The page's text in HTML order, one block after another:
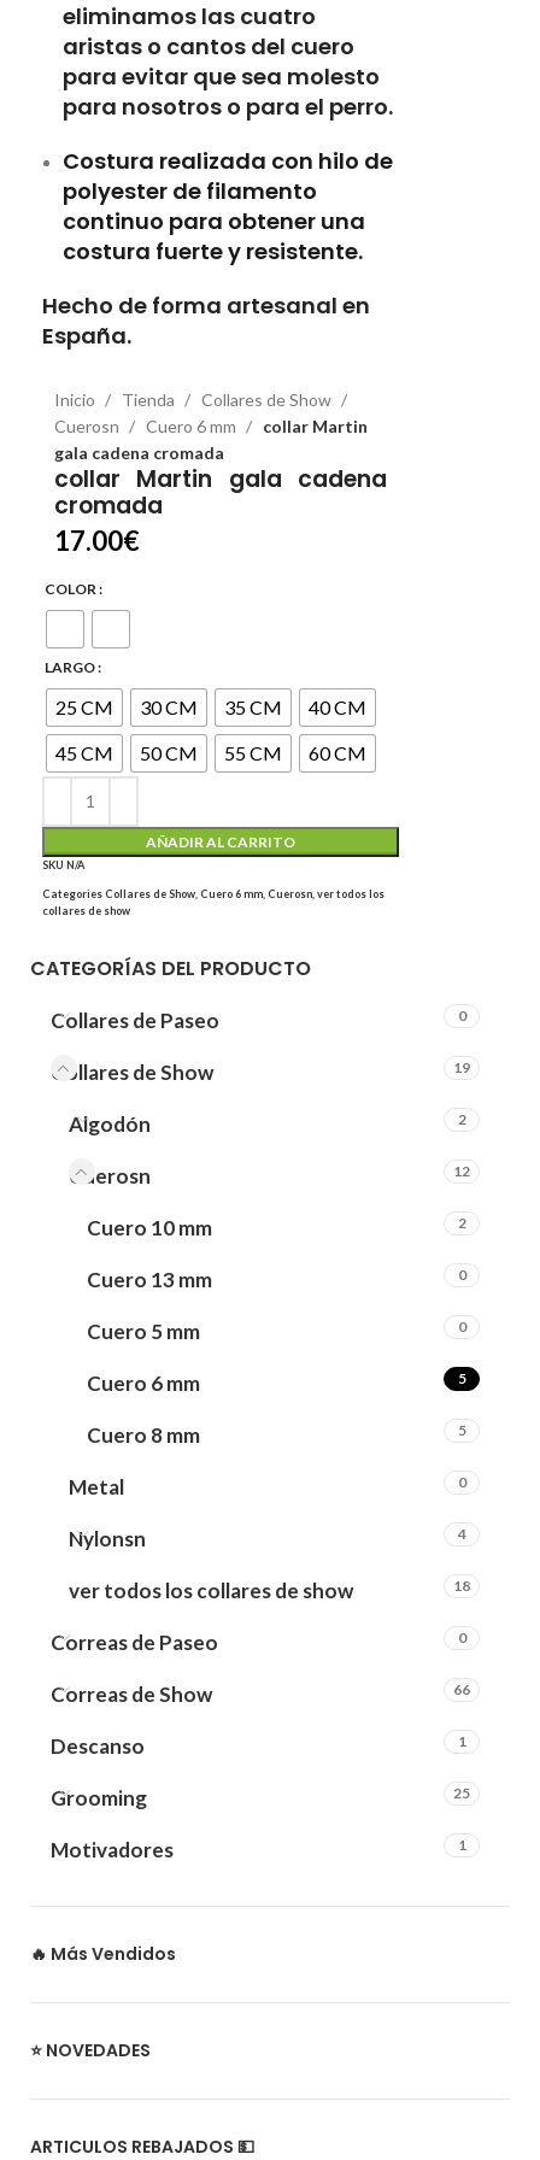
eliminamos las cuatro
aristas o cantos del cuero
para evitar que sea molesto
para nosotros o para el perro.
Costura realizada con hilo de
polyester de filamento
continuo para obtener una
costura fuerte y resistente.
Hecho de forma artesanal en
España.
Inicio Tienda
Collares de Show
Cuerosn
Cuero 6 mm
collar Martin
gala cadena cromada
collar Martin gala cadena
cromada
17.00€
COLOR
LARGO
25 CM 30 CM 35 CM
40 CM
45 CM
50 CM 55 CM 60 CM
AÑADIR AL CARRITO
SKU N/A
CategoriesCollares de Show Cuero 6 mm Cuerosn ver todos los
collares de show
CATEGORÍAS DEL PRODUCTO
Collares de Paseo 0
Collares de Show 19
Algodón 2
Cuerosn 12
Cuero 10 mm 2
Cuero 13 mm 0
Cuero 5 mm 0
Cuero 6 mm 5
Cuero 8 mm 5
Metal 0
Nylonsn 4
ver todos los collares de show 18
Correas de Paseo 0
Correas de Show 66
Descanso 1
Grooming 25
Motivadores 1
🔥 Más Vendidos
⭐ NOVEDADES
ARTICULOS REBAJADOS 💵